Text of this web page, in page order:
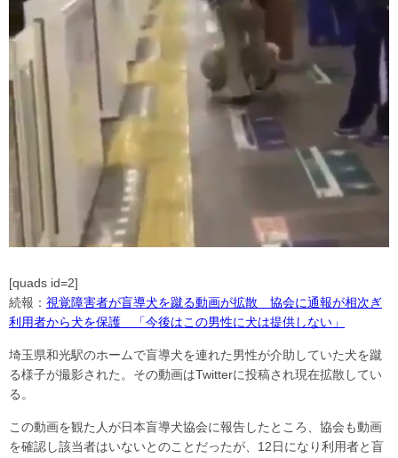
[quads id=2]
続報： 視覚障害者が盲導犬を蹴る動画が拡散 協会に通報が相次ぎ
利用者から犬を保護 「今後はこの男性に犬は提供しない」
埼玉県和光駅のホームで盲導犬を連れた男性が介助していた犬を蹴
る様子が撮影された。その動画はTwitterに投稿され現在拡散してい
る。
この動画を観た人が日本盲導犬協会に報告したところ、協会も動画
を確認し該当者はいないとのことだったが、12日になり利用者と盲